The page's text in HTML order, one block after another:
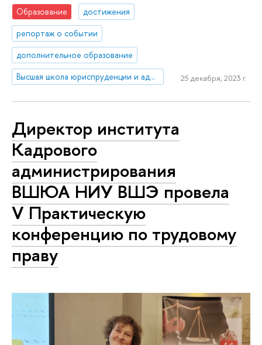
Образование
достижения
репортаж о событии
дополнительное образование
Высшая школа юриспруденции и администрирования
25 декабря, 2023 г.
Директор института
Кадрового
администрирования
ВШЮА НИУ ВШЭ провела
V Практическую
конференцию по трудовому
праву